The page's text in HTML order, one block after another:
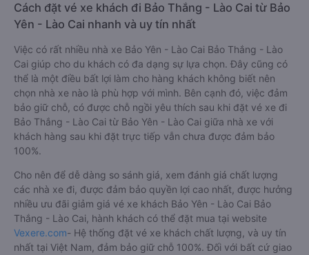
Cách đặt vé xe khách đi Bảo Thắng - Lào Cai từ Bảo
Yên - Lào Cai nhanh và uy tín nhất
Việc có rất nhiều nhà xe Bảo Yên - Lào Cai Bảo Thắng - Lào
Cai giúp cho du khách có đa dạng sự lựa chọn. Đây cũng có
thể là một điều bất lợi làm cho hàng khách không biết nên
chọn nhà xe nào là phù hợp với mình. Bên cạnh đó, việc đảm
bảo giữ chỗ, có được chỗ ngồi yêu thích sau khi đặt vé xe đi
Bảo Thắng - Lào Cai từ Bảo Yên - Lào Cai giữa nhà xe với
khách hàng sau khi đặt trực tiếp vẫn chưa được đảm bảo
100%.
Cho nên để dễ dàng so sánh giá, xem đánh giá chất lượng
các nhà xe đi, được đảm bảo quyền lợi cao nhất, được hưởng
nhiều ưu đãi giảm giá vé xe khách Bảo Yên - Lào Cai Bảo
Thắng - Lào Cai, hành khách có thể đặt mua tại website
Vexere.com- Hệ thống đặt vé xe khách chất lượng, và uy tín
nhất tại Việt Nam, đảm bảo giữ chỗ 100%. Đối với bất cứ giao